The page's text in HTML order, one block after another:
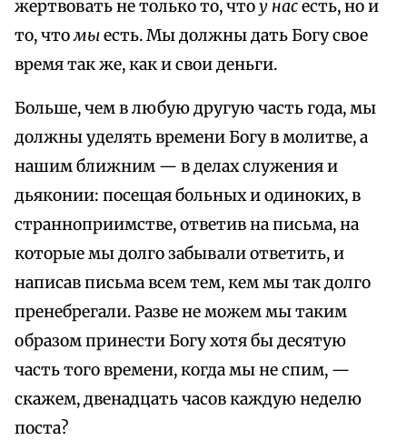
жертвовать не только то, чтоу насесть, но и
то, чтомыесть. Мы должны дать Богу свое
время так же, как и свои деньги.
Больше, чем в любую другую часть года, мы
должны уделять времени Богу в молитве, а
нашим ближним — в делах служения и
дьяконии: посещая больных и одиноких, в
странноприимстве, ответив на письма, на
которые мы долго забывали ответить, и
написав письма всем тем, кем мы так долго
пренебрегали. Разве не можем мы таким
образом принести Богу хотя бы десятую
часть того времени, когда мы не спим, —
скажем, двенадцать часов каждую неделю
поста?